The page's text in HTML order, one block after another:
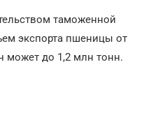
таможенной
экспорта пшеницы от
может до 1,2 млн тонн.